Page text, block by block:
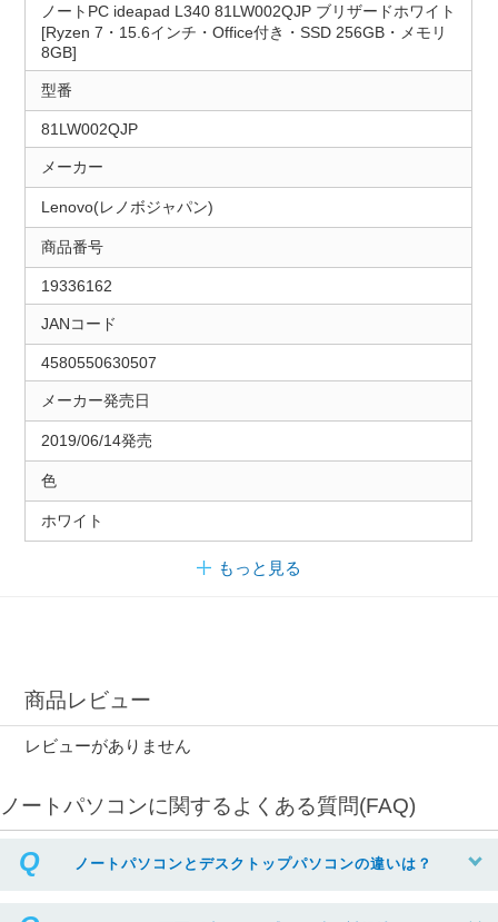
ノートPC ideapad L340 81LW002QJP ブリザードホワイト
[Ryzen 7・15.6インチ・Office付き・SSD 256GB・メモリ
8GB]
型番
81LW002QJP
メーカー
Lenovo(レノボジャパン)
商品番号
19336162
JANコード
4580550630507
メーカー発売日
2019/06/14発売
色
ホワイト
もっと見る
商品レビュー
レビューがありません
ノートパソコンに関するよくある質問(FAQ)
ノートパソコンとデスクトップパソコンの違いは？